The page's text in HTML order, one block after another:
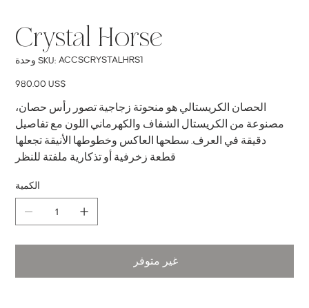
Crystal Horse
وحدة SKU: SKU
ACCSCRYSTALHRS1
ACCSCRYSTALHRS1
السعر ‏980.00 US$
الحصان الكريستالي هو منحوتة زجاجية تصور رأس حصان،
مصنوعة من الكريستال الشفاف والكهرماني اللون مع تفاصيل
دقيقة في العرف. سطحها العاكس وخطوطها الأنيقة تجعلها
قطعة زخرفية أو تذكارية ملفتة للنظر
الكمية
غير متوفر